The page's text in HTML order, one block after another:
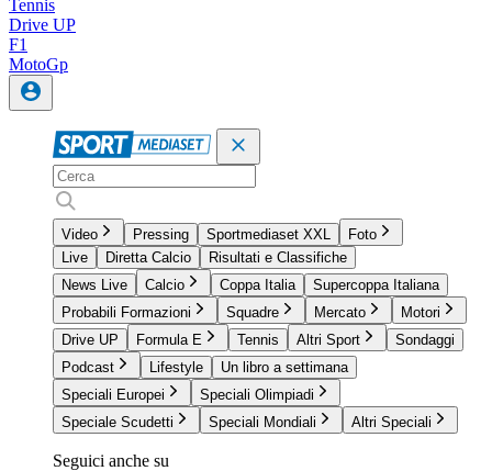
Tennis
Drive UP
F1
MotoGp
Video Pressing Sportmediaset XXL
Foto
Live
Diretta Calcio
Risultati e Classifiche
News Live
Calcio Coppa Italia
Supercoppa Italiana
Probabili Formazioni
Squadre Mercato
Motori
Drive UP
Formula E Tennis Altri Sport
Sondaggi
Podcast
Lifestyle
Un libro a settimana
Speciali Europei
Speciali Olimpiadi
Speciale Scudetti
Speciali Mondiali Altri Speciali
Seguici anche su